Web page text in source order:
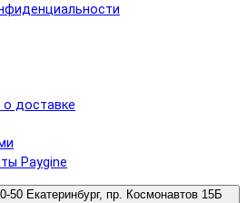
доставке
Paygine